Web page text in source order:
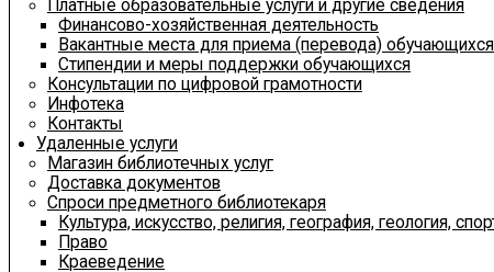
Платные образовательные услуги и другие сведения
Финансово-хозяйственная деятельность
Вакантные места для приема (перевода) обучающихся
Стипендии и меры поддержки обучающихся
Консультации по цифровой грамотности
Инфотека
Контакты
Удаленные услуги
Магазин библиотечных услуг
Доставка документов
Спроси предметного библиотекаря
Культура, искусство, религия, география, геология,
Право
Краеведение